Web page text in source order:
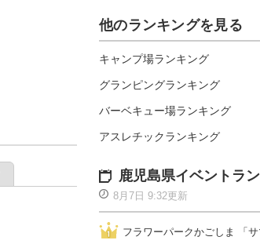
伊勢志摩
他のランキングを見る
キャンプ場ランキング
グランピングランキング
バーベキュー場ランキング
アスレチックランキング
鹿児島県イベントラ
8月7日 9:32更新
フラワーパークかごしま 「サ